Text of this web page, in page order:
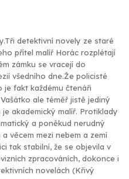
detektivní novely ze staré
přítel malíř Horác rozplétají
zámku se vracejí do
všedního dne.Že policisté
je fakt každému čtenáři
ale téměř jistě jediný
akademický malíř. Protiklady
a poněkud nerudný
věcem mezi nebem a zemí
tak stabilní, že se objevila v
zpracováních, dokonce i
novelách (Křivý